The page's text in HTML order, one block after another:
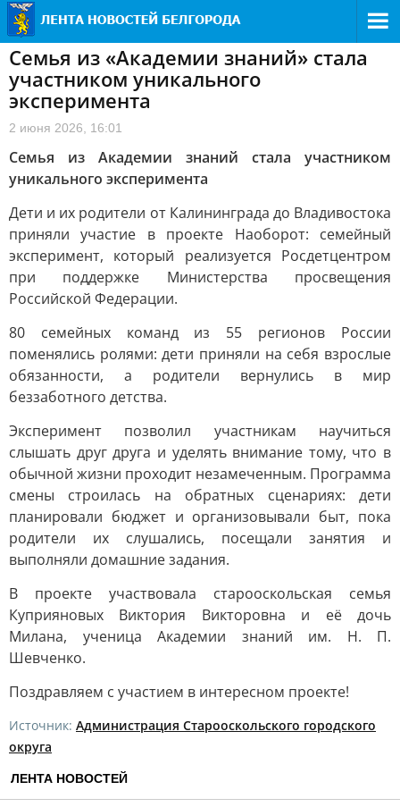
Семья из «Академии знаний» стала
участником уникального
эксперимента
2 июня 2026, 16:01
Семья из Академии знаний стала участником
уникального эксперимента
Дети и их родители от Калининграда до Владивостока
приняли участие в проекте Наоборот: семейный
эксперимент, который реализуется Росдетцентром
при поддержке Министерства просвещения
Российской Федерации.
80 семейных команд из 55 регионов России
поменялись ролями: дети приняли на себя взрослые
обязанности, а родители вернулись в мир
беззаботного детства.
Эксперимент позволил участникам научиться
слышать друг друга и уделять внимание тому, что в
обычной жизни проходит незамеченным. Программа
смены строилась на обратных сценариях: дети
планировали бюджет и организовывали быт, пока
родители их слушались, посещали занятия и
выполняли домашние задания.
В проекте участвовала старооскольская семья
Куприяновых Виктория Викторовна и её дочь
Милана, ученица Академии знаний им. Н. П.
Шевченко.
Поздравляем с участием в интересном проекте!
Источник: Администрация Старооскольского городского
округа
ЛЕНТА НОВОСТЕЙ